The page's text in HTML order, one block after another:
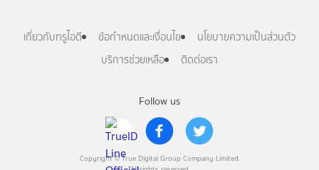
Follow us
Copyright © True Digital Group Company Limited.
เกี่ยวกับทรูไอดี ข้อกำหนดและเงื่อนไข
นโยบายความเป็นส่วนตัว
บริการช่วยเหลือ
ติดต่อเรา